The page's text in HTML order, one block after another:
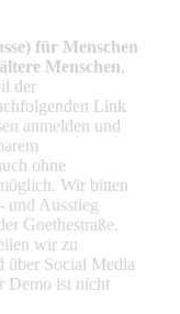
für Menschen
Menschen,
der
Link
anmelden und
ohne
Wir bitten
und Ausstieg
Goethestraße.
wir zu
über Social Media
Demo ist nicht